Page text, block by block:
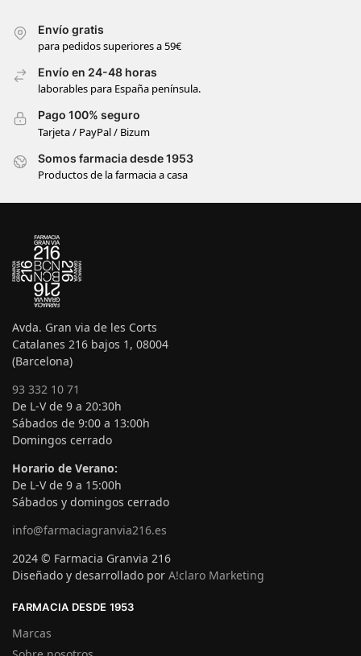
Envío gratis
para pedidos superiores a 59€
Envío en 24-48 horas
laborables para España península.
Pago 100% seguro
Tarjeta / PayPal / Bizum
Somos farmacia desde 1953
Productos de la farmacia a casa
Avda. Gran via de les Corts
Catalanes 216 bajos 1, 08004
(Barcelona)
93 332 10 71
De L-V de 9 a 20:30h
Sábados de 9:00 a 13:00h
Domingos cerrado
Horario de Verano:
De L-V de 9 a 15:00h
Sábados y domingos cerrado
info@farmaciagranvia216.es
2024 © Farmacia Granvia 216
Diseñado y desarrollado por A!claro Marketing
FARMACIA DESDE 1953
Marcas